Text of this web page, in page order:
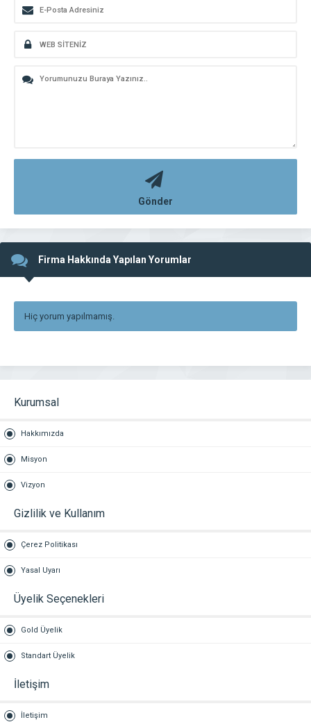
Gönder
Firma Hakkında Yapılan Yorumlar
Hiç yorum yapılmamış.
Kurumsal
Hakkımızda
Misyon
Vizyon
Gizlilik ve Kullanım
Çerez Politikası
Yasal Uyarı
Üyelik Seçenekleri
Gold Üyelik
Standart Üyelik
İletişim
İletişim